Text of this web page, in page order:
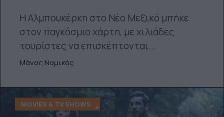
Η Αλμπουκέρκη στο Νέο Μεξικό μπήκε
στον παγκόσμιο χάρτη, με χιλιάδες
τουρίστες να επισκέπτονται...
Μάνος Νομικός
MOVIES & TV SHOWS